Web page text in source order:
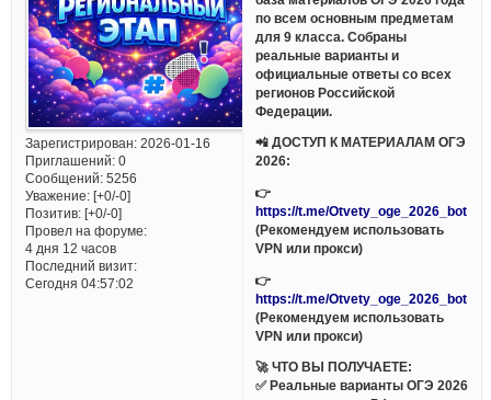
Зарегистрирован: 2026-01-16
Приглашений:0
Сообщений:5256
Уважение: [+0/-0]
Позитив: [+0/-0]
Провел на форуме:
4 дня 12 часов
Последний визит:
Сегодня 04:57:02
по всем основным предметам
для 9 класса. Собраны
реальные варианты и
официальные ответы со всех
регионов Российской
Федерации.
📲 ДОСТУП К МАТЕРИАЛАМ ОГЭ
2026:
👉
https://t.me/Otvety_oge_2026_bot
(Рекомендуем использовать
VPN или прокси)
👉
https://t.me/Otvety_oge_2026_bot
(Рекомендуем использовать
VPN или прокси)
🚀 ЧТО ВЫ ПОЛУЧАЕТЕ:
✅ Реальные варианты ОГЭ 2026